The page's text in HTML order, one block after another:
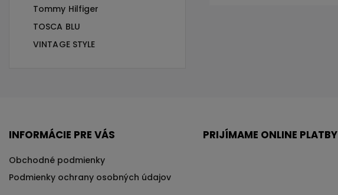
Tommy Hilfiger
TOSCA BLU
VINTAGE STYLE
INFORMÁCIE PRE VÁS
Obchodné podmienky
Podmienky ochrany osobných údajov
PRIJÍMAME ONLINE PLATBY